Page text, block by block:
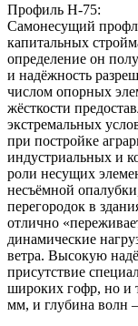
Профиль Н-75:
Самонесущий
капитальных
определение он
и надёжность
числом опорных
жёсткости
экстремальных
при постройке
индустриальных и
роли несущих
несъёмной
перегородок в
отлично
динамические
ветра. Высокую
присутствие
широких гофр, но и
мм, и глубина волн